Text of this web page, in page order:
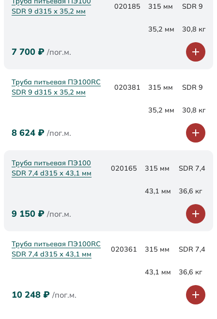
SDR 9 d315 х 35,2 мм
020185 315 мм SDR 9
35,2 мм 30,8 кг
7 700 ₽ /пог.м.
Труба питьевая ПЭ100RC
SDR 9 d315 х 35,2 мм
020381 315 мм SDR 9
35,2 мм 30,8 кг
8 624 ₽ /пог.м.
Труба питьевая ПЭ100
SDR 7,4 d315 х 43,1 мм
020165 315 мм SDR 7,4
43,1 мм 36,6 кг
9 150 ₽ /пог.м.
Труба питьевая ПЭ100RC
SDR 7,4 d315 х 43,1 мм
020361 315 мм SDR 7,4
43,1 мм 36,6 кг
10 248 ₽ /пог.м.